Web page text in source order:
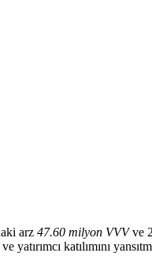
arz 47.60 milyon VVVve
katılımını